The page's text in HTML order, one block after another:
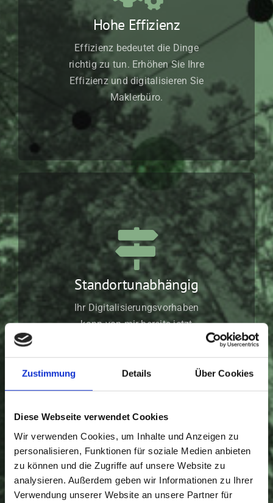
Zustimmung Details Über Cookies
Diese Webseite verwendet Cookies
Wir verwenden Cookies, um Inhalte und Anzeigen zu
personalisieren, Funktionen für soziale Medien anbieten
zu können und die Zugriffe auf unsere Website zu
analysieren. Außerdem geben wir Informationen zu Ihrer
Verwendung unserer Website an unsere Partner für
Hohe Effizienz
Effizienz bedeutet die Dinge
richtig zu tun. Erhöhen Sie Ihre
Effizienz und digitalisieren Sie
Maklerbüro.
Standortunabhängig
Ihr Digitalisierungsvorhaben
kann von mir bereits jetzt
ebenso wie die Schulung Ihrer
Mitarbeiter.